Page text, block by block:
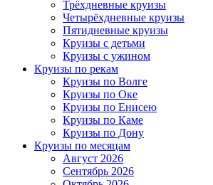
Трёхдневные круизы
Четырёхдневные круизы
Пятидневные круизы
Круизы с детьми
Круизы с ужином
Круизы по рекам
Круизы по Волге
Круизы по Оке
Круизы по Енисею
Круизы по Каме
Круизы по Дону
Круизы по месяцам
Август 2026
Сентябрь 2026